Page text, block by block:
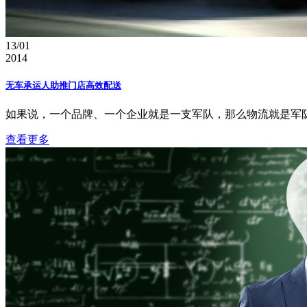
13/01
2014
无车承运人助推门店高效配送
如果说，一个品牌、一个企业就是一支军队，那么物流就是
查看更多